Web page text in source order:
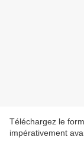
Téléchargez le
impérativement